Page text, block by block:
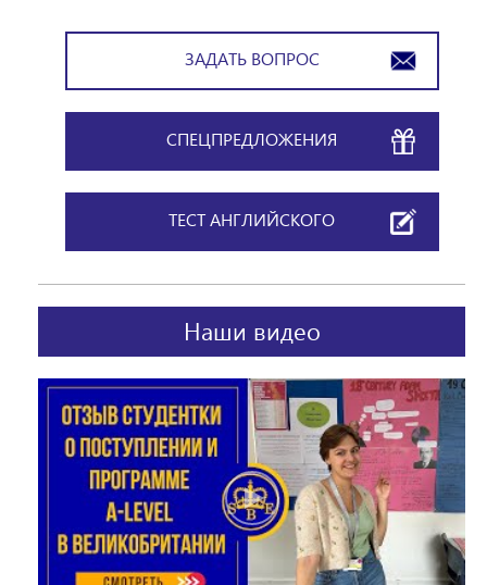
ЗАДАТЬ ВОПРОС
СПЕЦПРЕДЛОЖЕНИЯ
ТЕСТ АНГЛИЙСКОГО
Наши видео